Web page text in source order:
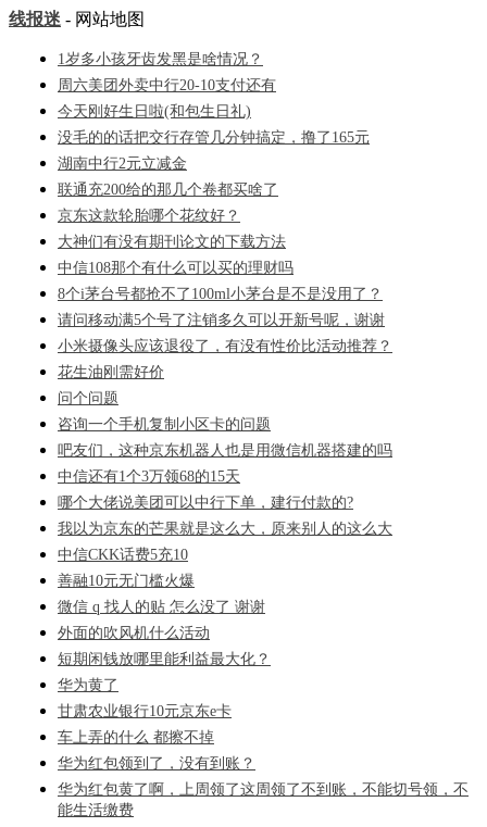
线报迷 - 网站地图
1岁多小孩牙齿发黑是啥情况？
周六美团外卖中行20-10支付还有
今天刚好生日啦(和包生日礼)
没毛的的话把交行存管几分钟搞定，撸了165元
湖南中行2元立减金
联通充200给的那几个卷都买啥了
京东这款轮胎哪个花纹好？
大神们有没有期刊论文的下载方法
中信108那个有什么可以买的理财吗
8个i茅台号都抢不了100ml小茅台是不是没用了？
请问移动满5个号了注销多久可以开新号呢，谢谢
小米摄像头应该退役了，有没有性价比活动推荐？
花生油刚需好价
问个问题
咨询一个手机复制小区卡的问题
吧友们，这种京东机器人也是用微信机器搭建的吗
中信还有1个3万领68的15天
哪个大佬说美团可以中行下单，建行付款的?
我以为京东的芒果就是这么大，原来别人的这么大
中信CKK话费5充10
善融10元无门槛火爆
微信 q 找人的贴 怎么没了 谢谢
外面的吹风机什么活动
短期闲钱放哪里能利益最大化？
华为黄了
甘肃农业银行10元京东e卡
车上弄的什么 都擦不掉
华为红包领到了，没有到账？
华为红包黄了啊，上周领了这周领了不到账，不能切号领，不
能生活缴费